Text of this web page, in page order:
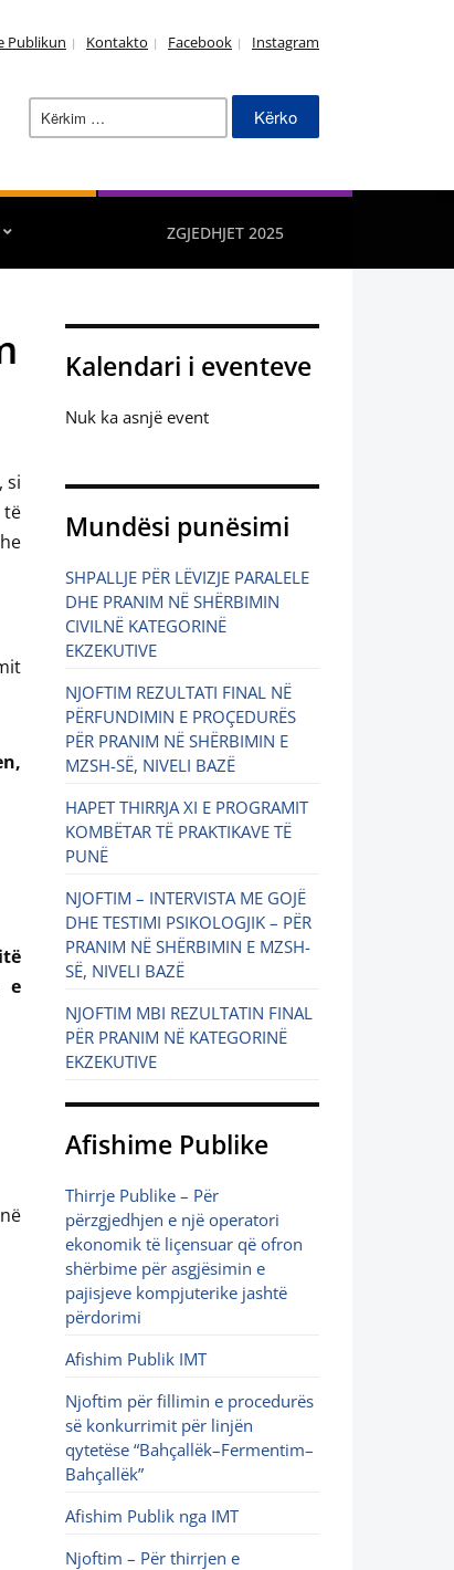
Publikun Kontakto Facebook Instagram
Kërko
për:
ZGJEDHJET 2025
si
e
Kalendari i eventeve
Nuk ka asnjë event
Mundësi punësimi
SHPALLJE PËR LËVIZJE PARALELE
DHE PRANIM NË SHËRBIMIN
CIVILNË KATEGORINË
EKZEKUTIVE
NJOFTIM REZULTATI FINAL NË
PËRFUNDIMIN E PROÇEDURËS
PËR PRANIM NË SHËRBIMIN E
MZSH-SË, NIVELI BAZË
HAPET THIRRJA XI E PROGRAMIT
KOMBËTAR TË PRAKTIKAVE TË
PUNË
NJOFTIM – INTERVISTA ME GOJË
DHE TESTIMI PSIKOLOGJIK – PËR
PRANIM NË SHËRBIMIN E MZSH-
SË, NIVELI BAZË
NJOFTIM MBI REZULTATIN FINAL
PËR PRANIM NË KATEGORINË
EKZEKUTIVE
Afishime Publike
Thirrje Publike – Për
përzgjedhjen e një operatori
ekonomik të liçensuar që ofron
shërbime për asgjësimin e
pajisjeve kompjuterike jashtë
përdorimi
Afishim Publik IMT
Njoftim për fillimin e procedurës
së konkurrimit për linjën
qytetëse “Bahçallëk–Fermentim–
Bahçallëk”
Afishim Publik nga IMT
Njoftim – Për thirrjen e